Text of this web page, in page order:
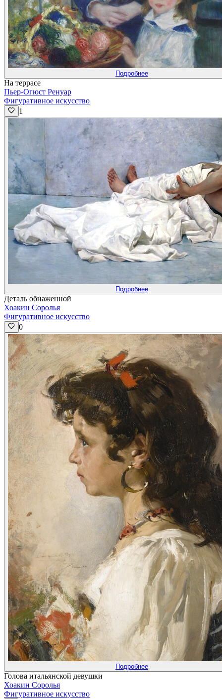
Подробнее
На террасе
Пьер-Огюст Ренуар
Фигуративное искусство
1
Подробнее
Деталь обнаженной
Хоакин Соролья
Фигуративное искусство
0
Подробнее
Голова итальянской девушки
Хоакин Соролья
Фигуративное искусство